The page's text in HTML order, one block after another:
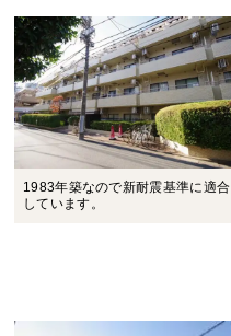
1983年築なので新耐震基準に適合
しています。